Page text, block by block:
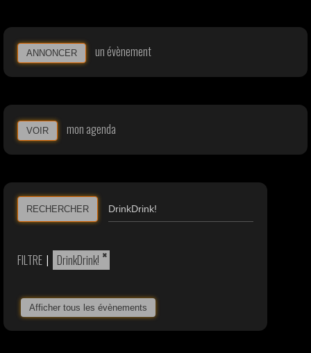
ANNONCER un évènement
VOIR mon agenda
RECHERCHER
FILTRE | ×
DrinkDrink!
Afficher tous les évènements